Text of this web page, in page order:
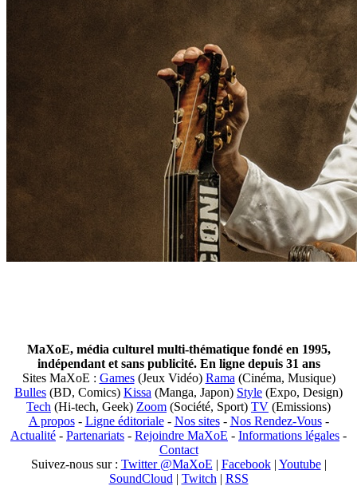
MaXoE, média culturel multi-thématique fondé en 1995,
indépendant et sans publicité. En ligne depuis 31 ans
Sites MaXoE : Games(Jeux Vidéo) Rama (Cinéma, Musique)
Bulles (BD, Comics) Kissa (Manga, Japon) Style (Expo, Design)
Tech (Hi-tech, Geek) Zoom (Société, Sport) TV (Emissions)
A propos- Ligne éditoriale- Nos sites- Nos Rendez-Vous-
Actualité - Partenariats - Rejoindre MaXoE - Informations légales -
Contact
Suivez-nous sur : Twitter @MaXoE | Facebook| Youtube|
SoundCloud | Twitch | RSS